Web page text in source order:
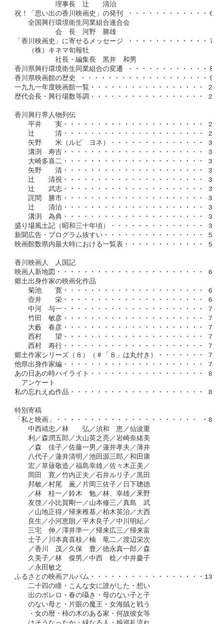
理事長　辻　　清治
祝！「思い出の香川映画史」の発刊 ・・・・・・・・・・・・６
全国興行環境衛生同業組合連合会
会　長　河野　勝雄
「香川映画史」に寄せるメッセージ ・・・・・・・・・・・・７
（株）キネマ旬報牡
社長・編集長　黒井　和男
香川県興行環境衛生同業組合の変遷 ・・・・・・・・・・・・８
香川県映画館の歴史 ・・・・・・・・・・・・・・・・・・・９
一九九一年度映画館一覧・・・・・・・・・・・・・・・・・ 21
歴代会長・興行場数等調・・・・・・・・・・・・・・・・・ 24
香川興行界人物列伝
平井　　実・・・・・・・・・・・・・・・・・・・・・ 28
辻　　　清・・・・・・・・・・・・・・・・・・・・・ 29
矢野　　米（ルビ　ヨネ）・・・・・・・・・・・・・・ 30
溝渕　寿吉・・・・・・・・・・・・・・・・・・・・・ 31
大崎多喜二・・・・・・・・・・・・・・・・・・・・・ 32
矢野　　清・・・・・・・・・・・・・・・・・・・・・ 33
辻　　清視・・・・・・・・・・・・・・・・・・・・・ 34
辻　　武志・・・・・・・・・・・・・・・・・・・・・ 35
詫間　勝市・・・・・・・・・・・・・・・・・・・・・ 36
辻　　清治・・・・・・・・・・・・・・・・・・・・・ 37
溝渕　為典・・・・・・・・・・・・・・・・・・・・・ 38
盛り場風土記（昭和三十年頃）・・・・・・・・・・・・・・ 39
新聞広告・プログラム抜すい・・・・・・・・・・・・・・・ 55
映画館数県内最大時における一覧表・・・・・・・・・・・・ 59
香川映画人　人国記
映画人新地図・・・・・・・・・・・・・・・・・・・・・・ 62
郷土出身作家の映画化作品
菊池　　寛・・・・・・・・・・・・・・・・・・・・・ 66
壺井　　栄・・・・・・・・・・・・・・・・・・・・・ 68
中河　与一・・・・・・・・・・・・・・・・・・・・・ 71
竹田　敏彦・・・・・・・・・・・・・・・・・・・・・ 72
大藪　春彦・・・・・・・・・・・・・・・・・・・・・ 73
西村　　望・・・・・・・・・・・・・・・・・・・・・ 74
西村　寿行・・・・・・・・・・・・・・・・・・・・・ 75
郷土作家シリーズ（８）（＃「８」は丸付き）・・・・・・・ 76
他県出身作家編・・・・・・・・・・・・・・・・・・・・・ 77
あの日あの時ハイライト・・・・・・・・・・・・・・・・・ 82
アンケート
私の忘れえぬ作品・・・・・・・・・・・・・・・・・・・・ 84
特別寄稿
「私と映画」・・・・・・・・・・・・・・・・・・・・・ ・87
中西靖忠／林　　弘／須和　恵／仙波重
利／森潤五郎／大山英之亮／岩崎奈緒美
／森　佳子／佐藤一男／蓮井孝夫／薄井
八代子／蓮井清明／池田源三郎／和田康
宏／草薙敬造／福島幸雄／佐々木正美／
岡田　寛／竹内正夫／石井ルリ子／黒田
邦敏／村尾　薫／片岡三佐子／日下聰徳
／林　桂一／鈴木　勉／林、幸雄／釆野
友啓／小比賀剛一／山本修三／真島　武
／山地正得／帰来稚基／柏木英治／大西
良生／小河恵朗／平木良子／中川明紀／
三宅　伸／澤井準一／帰来広三／帰来富
士子／川本真喜枝／楠　竜二／渡辺栄次
／香川　茂／久保　豊／徳永真一郎／森
久美子／林　俊男／中西　稔／中井慶子
／永田敏之
ふるさとの映画アルバム・・・・・・・・・・・・・・・・・131
二十四の瞳・こんな女に誰がした・想い
出のボレロ・春の囁き・母のない子と子
のない母と・片眼の魔王・女海賊と戦う
・女の暦・柿の木のある家・何故彼女等